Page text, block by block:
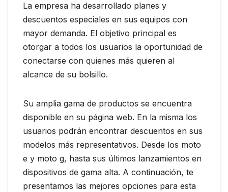
La empresa ha desarrollado planes y
descuentos especiales en sus equipos con
mayor demanda. El objetivo principal es
otorgar a todos los usuarios la oportunidad de
conectarse con quienes más quieren al
alcance de su bolsillo.
Su amplia gama de productos se encuentra
disponible en su página web. En la misma los
usuarios podrán encontrar descuentos en sus
modelos más representativos. Desde los moto
e y moto g, hasta sus últimos lanzamientos en
dispositivos de gama alta. A continuación, te
presentamos las mejores opciones para esta